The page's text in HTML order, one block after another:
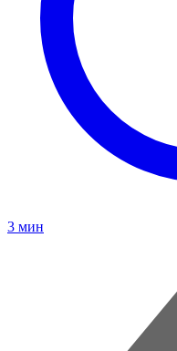
3 мин